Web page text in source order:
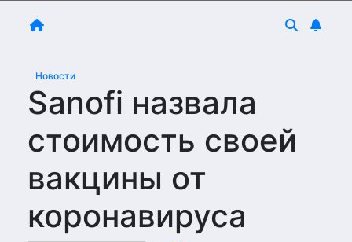
Новости
Sanofi назвала
стоимость своей
вакцины от
коронавируса